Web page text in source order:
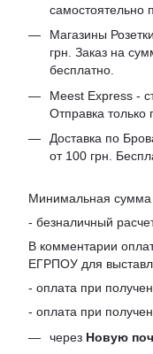
самостоятельно
Магазины
грн. Заказ на
бесплатно.
Meest Express -
Отправка только
Доставка по
от 100 грн.
Минимальная сумма
- безналичный
В комментарии
ЕГРПОУ для
- оплата при
- оплата при
через Новую